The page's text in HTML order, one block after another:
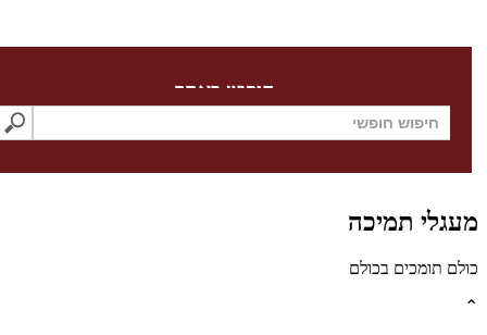
חיפוש באתר
תמיכה
בכולם